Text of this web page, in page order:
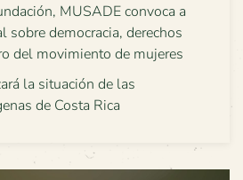
MUSADE convoca a
sobre democracia, derechos
del movimiento de mujeres
la situación de las
de Costa Rica